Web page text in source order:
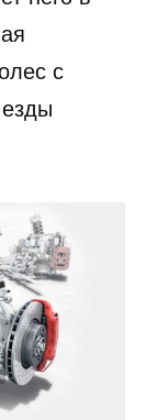
с